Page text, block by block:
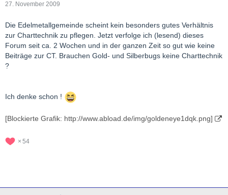
27. November 2009
Die Edelmetallgemeinde scheint kein besonders gutes Verhältnis
zur Charttechnik zu pflegen. Jetzt verfolge ich (lesend) dieses
Forum seit ca. 2 Wochen und in der ganzen Zeit so gut wie keine
Beiträge zur CT. Brauchen Gold- und Silberbugs keine Charttechnik
?
Ich denke schon !
[Blockierte Grafik: http://www.abload.de/img/goldeneye1dqk.png]
54